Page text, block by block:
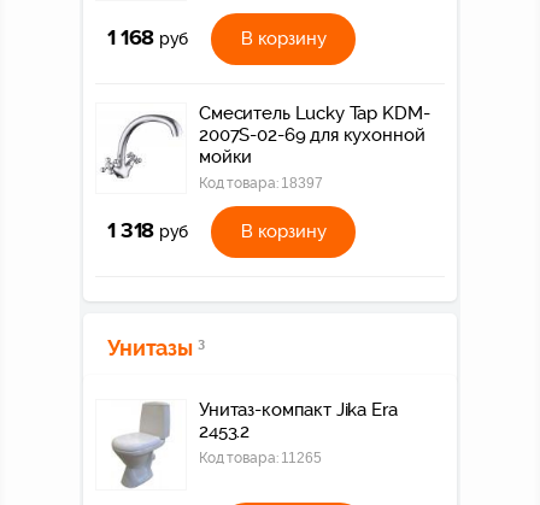
1 168 руб В корзину
Смеситель Lucky Tap KDM-
2007S-02-69 для кухонной
мойки
Код товара: 18397
1 318 руб В корзину
Унитазы 3
Унитаз-компакт Jika Era
2453.2
Код товара: 11265